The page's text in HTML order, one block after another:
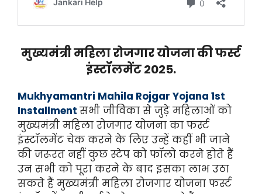
मुख्यमंत्री महिला रोजगार योजना की फर्स्ट
इंस्टॉलमेंट 2025.
Mukhyamantri Mahila Rojgar Yojana 1st
Installment सभी जीविका से जुड़े महिलाओं को
मुख्यमंत्री महिला रोजगार योजना का फर्स्ट
इंस्टॉलमेंट चेक करने के लिए उन्हें कहीं भी जाने
की जरूरत नहीं कुछ स्टेप को फॉलो करने होते हैं
उन सभी को पूरा करने के बाद इसका लाभ उठा
सकते हैं मुख्यमंत्री महिला रोजगार योजना फर्स्ट